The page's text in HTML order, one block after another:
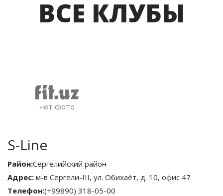
ВСЕ КЛУБЫ
S-Line
Район:Сергелийский район
Адрес: м-в Сергели-III, ул. Обихаёт, д. 10, офис 47
Телефон:(+99890) 318-05-00